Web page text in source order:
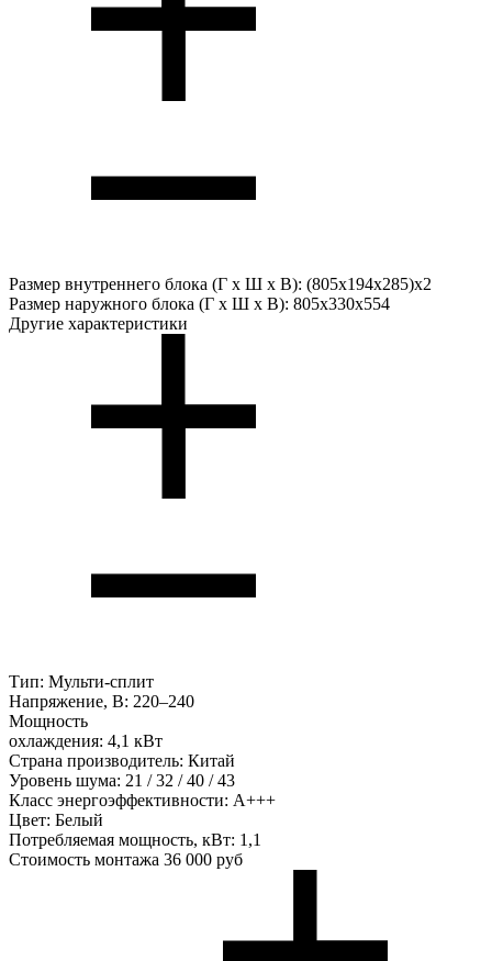
Размер внутреннего блока (Г х Ш х В): (805x194x285)x2
Размер наружного блока (Г х Ш х В): 805x330x554
Другие характеристики
Тип: Мульти-сплит
Напряжение, В: 220–240
Мощность
охлаждения: 4,1 кВт
Страна производитель: Китай
Уровень шума: 21 / 32 / 40 / 43
Класс энергоэффективности: А+++
Цвет: Белый
Потребляемая мощность, кВт: 1,1
Стоимость монтажа 36 000 руб